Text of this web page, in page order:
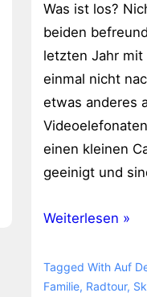
Was ist los?
beiden
letzten Jahr
einmal nicht
etwas anderes
einen kleinen
geeinigt und
Sommerurlaub
–
Camping
Weiterlesen »
Tagged With Auf
Familie, Radtour,